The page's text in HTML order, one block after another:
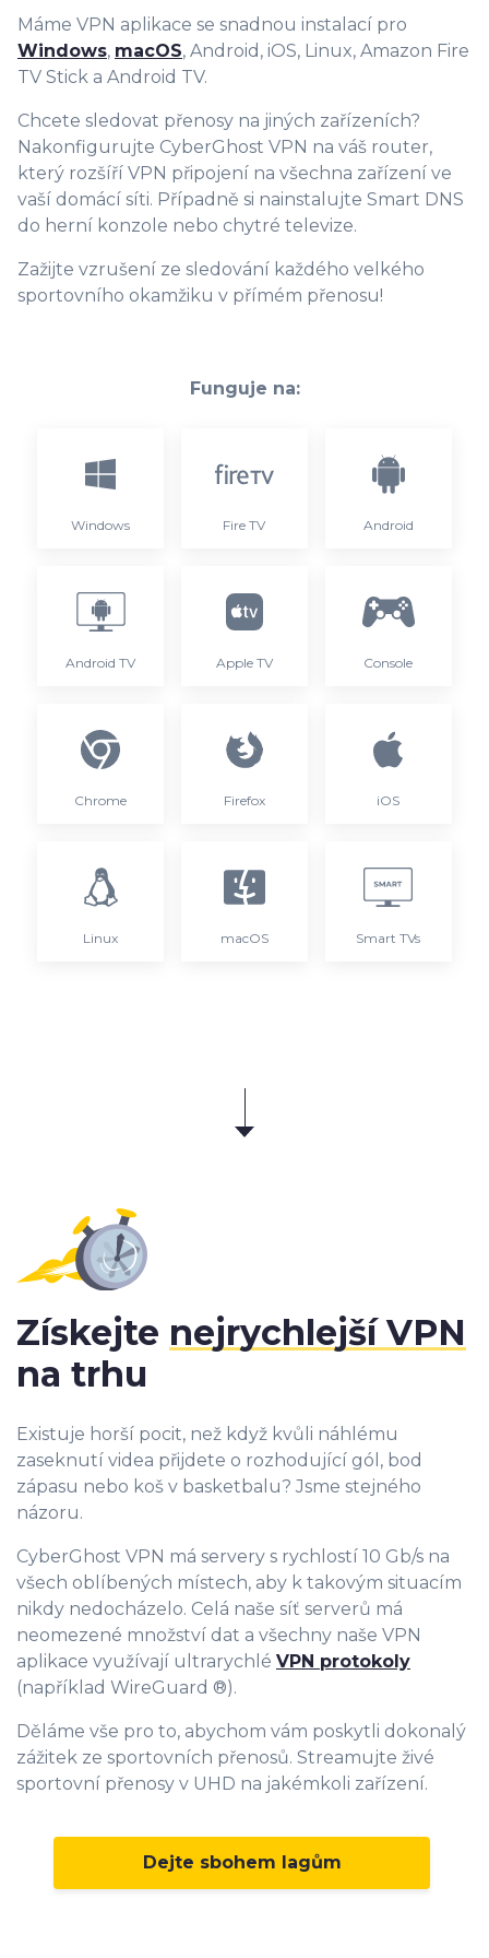
Máme VPN aplikace se snadnou instalací pro
Windows, macOS, Android, iOS, Linux, Amazon Fire
TV Stick a Android TV.
Chcete sledovat přenosy na jiných zařízeních?
Nakonfigurujte CyberGhost VPN na váš router,
který rozšíří VPN připojení na všechna zařízení ve
vaší domácí síti. Případně si nainstalujte Smart DNS
do herní konzole nebo chytré televize.
Zažijte vzrušení ze sledování každého velkého
sportovního okamžiku v přímém přenosu!
Funguje na:
Windows Fire TV Android
Android TV Apple TV Console
Chrome Firefox iOS
Linux macOS Smart TVs
Získejte nejrychlejší VPN
na trhu
Existuje horší pocit, než když kvůli náhlému
zaseknutí videa přijdete o rozhodující gól, bod
zápasu nebo koš v basketbalu? Jsme stejného
názoru.
CyberGhost VPN má servery s rychlostí 10 Gb/s na
všech oblíbených místech, aby k takovým situacím
nikdy nedocházelo. Celá naše síť serverů má
neomezené množství dat a všechny naše VPN
aplikace využívají ultrarychlé VPN protokoly
(například WireGuard ®).
Děláme vše pro to, abychom vám poskytli dokonalý
zážitek ze sportovních přenosů. Streamujte živé
sportovní přenosy v UHD na jakémkoli zařízení.
Dejte sbohem lagům